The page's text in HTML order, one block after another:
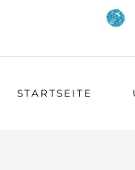
STARTSEITE